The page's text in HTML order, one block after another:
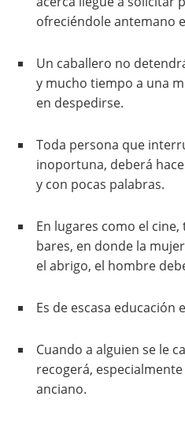
ofreciéndole antemano
Un caballero no
y mucho tiempo a una
en despedirse.
Toda persona que
inoportuna, deberá
y con pocas palabras.
En lugares como el
bares, en donde la
el abrigo, el hombre
Es de escasa educación
Cuando a alguien se le
recogerá,
anciano.